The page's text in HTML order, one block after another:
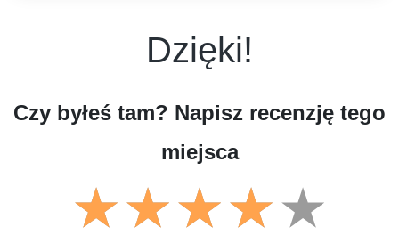
Dzięki!
Czy byłeś tam? Napisz recenzję tego
miejsca